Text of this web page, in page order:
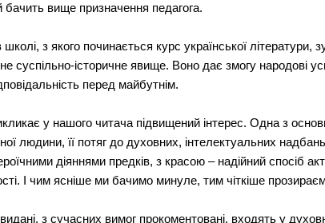
вище призначення педагога.
з якого починається курс української
суспільно-історичне явище. Воно дає змогу народові
перед майбутнім.
у нашого читача підвищений інтерес. Одна з
людини, її потяг до духовних, інтелектуальних
діяннями предків, з красою – надійний спосіб
І чим ясніше ми бачимо минуле, тим чіткіше
з сучасних вимог прокоментовані, входять у